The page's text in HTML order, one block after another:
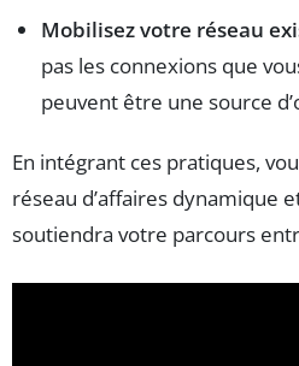
Mobilisez votre réseau
pas les connexions que
peuvent être une source
En intégrant ces pratiques,
réseau d’affaires dynamique
soutiendra votre parcours